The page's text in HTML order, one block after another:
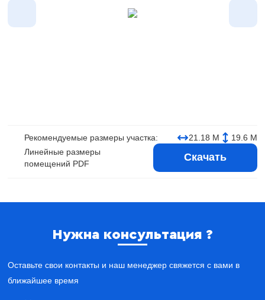
Рекомендуемые размеры участка: 21.18 М
19.6 М
Линейные размеры
помещений PDF
Скачать
Нужна консультация ?
Оставьте свои контакты и наш менеджер свяжется с вами в
ближайшее время